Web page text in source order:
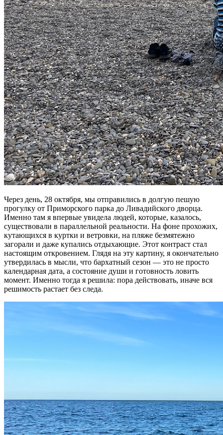
Через день, 28 октября, мы отправились в долгую пешую
прогулку от Приморского парка до Ливадийского дворца.
Именно там я впервые увидела людей, которые, казалось,
существовали в параллельной реальности. На фоне прохожих,
кутающихся в куртки и ветровки, на пляже безмятежно
загорали и даже купались отдыхающие. Этот контраст стал
настоящим откровением. Глядя на эту картину, я окончательно
утвердилась в мысли, что бархатный сезон — это не просто
календарная дата, а состояние души и готовность ловить
момент. Именно тогда я решила: пора действовать, иначе вся
решимость растает без следа.